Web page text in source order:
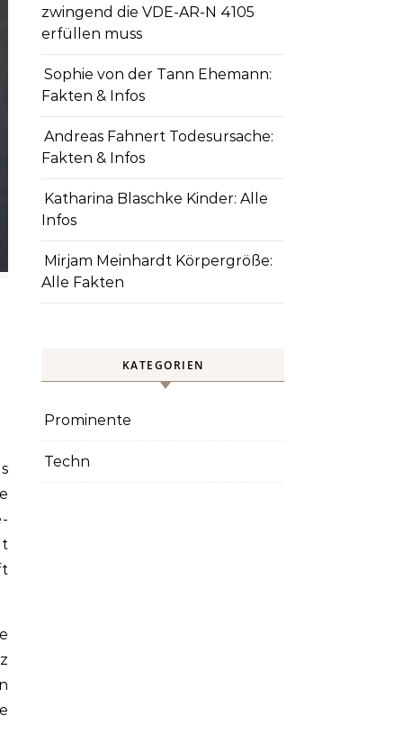
zwingend die VDE-AR-N 4105
erfüllen muss
Sophie von der Tann Ehemann:
Fakten & Infos
Andreas Fahnert Todesursache:
Fakten & Infos
Katharina Blaschke Kinder: Alle
Infos
Mirjam Meinhardt Körpergröße:
Alle Fakten
KATEGORIEN
Prominente
Techn